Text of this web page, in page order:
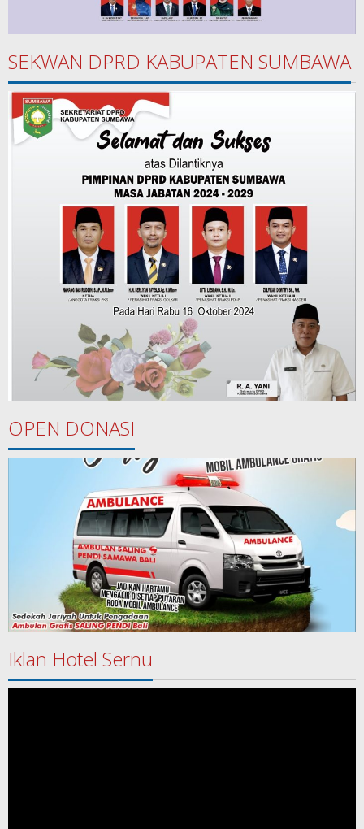
SEKWAN DPRD KABUPATEN SUMBAWA
OPEN DONASI
Iklan Hotel Sernu